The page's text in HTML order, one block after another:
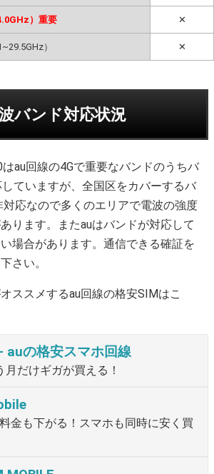
）重要 ✕
） ✕
バンド対応状況
はau回線の4Gで重要なバンドのうちバ
ていますが、全国区をカバーするバ
応なので多くのエリアで電波の強度
ります。またauはバンドが対応して
場合があります。通信できる確証を
さい。
ススメするau回線の格安SIMはこ
auの格安スマホ回線
だけギガが買える！
金も下がる！スマホも同時に安く買